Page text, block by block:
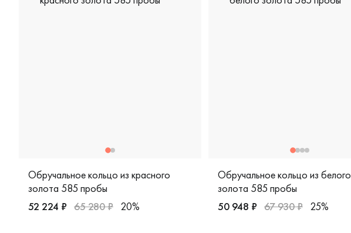
Обручальное кольцо из красного
золота 585 пробы
52 224 ₽ 65 280 ₽ 20%
Обручальное кольцо из белого
золота 585 пробы
50 948 ₽ 67 930 ₽ 25%